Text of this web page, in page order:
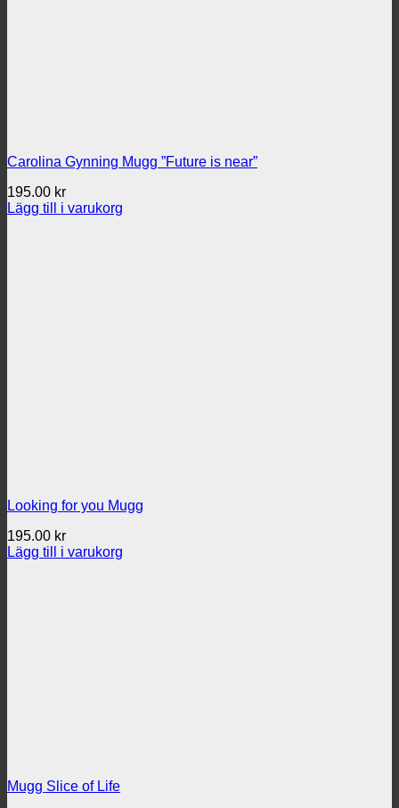
Carolina Gynning Mugg ”Future is near”
195.00 kr
Lägg till i varukorg
Looking for you Mugg
195.00 kr
Lägg till i varukorg
Mugg Slice of Life